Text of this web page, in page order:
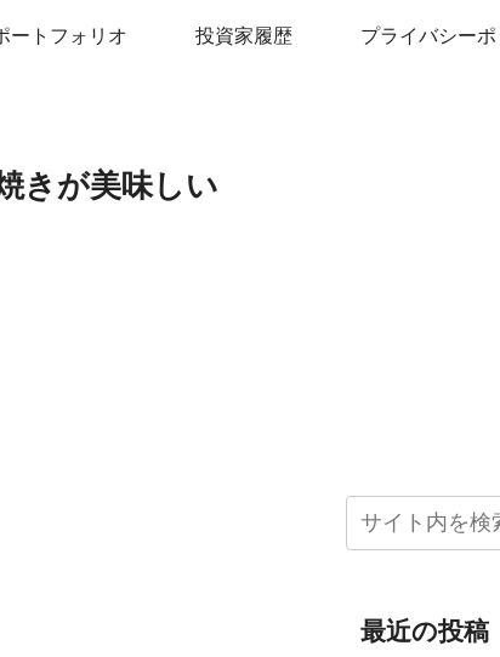
ートフォリオ 投資家履歴 プライバシー
きが美味しい
最近の投稿